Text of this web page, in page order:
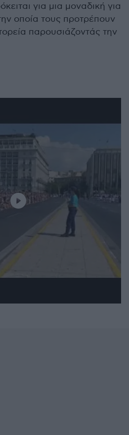
για μια μοναδική για
οποία τους προτρέπουν
παρουσιάζοντάς την